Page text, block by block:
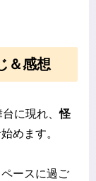
＆感想
に現れ、怪
めます。
ースに過ご